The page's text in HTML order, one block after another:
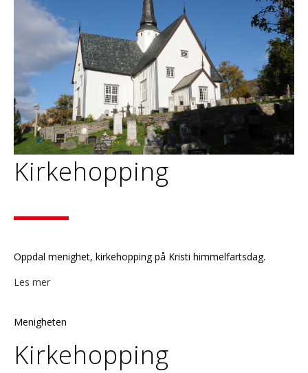
Kirkehopping
Oppdal menighet, kirkehopping på Kristi himmelfartsdag.
Les mer
Menigheten
Kirkehopping